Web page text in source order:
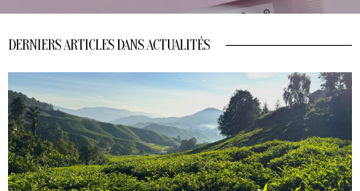
DERNIERS ARTICLES DANS ACTUALITÉS